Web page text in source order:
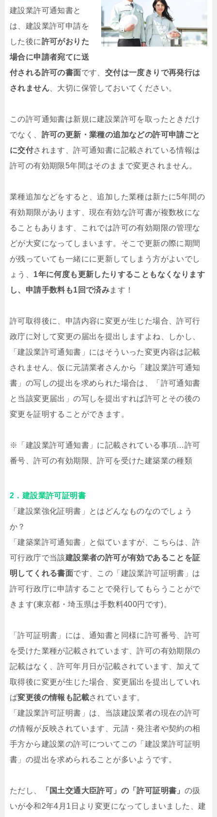
建設業許可通知書と
は、建設業許可申請を
した後に許可がおりた
場合に申請者宛てに送
付される許可の書面です、 交付は一度きりで再発行は
されません 、大切に保管しておいてください。
この許可通知書は新規に建設業許可を取ったときだけ
でなく、 許可の更新・業種の追加などの許可申請ごと
に交付されます、許可通知書に記載されている情報は
許可の有効期限5年間はそのままで変更されません。
業種追加などをすると、追加した業種は新たに5年間の
有効期限があります、現在有効な許可書が複数枚にな
ることもあります、これでは許可の有効期限の管理な
どが大変になってしまいます。そこで更新の際に期間
が残っていても一緒にに更新してしまう方がよいでし
ょう、 1年に何度も更新したりすることもなくなります
し、申請手数料も1回で済みます！
許可取得後に、申請内容に変更が生じた場合、許可行
政庁に対して変更の届出を提出しますよね、しかし、
「建設業許可通知書」にはそういった変更内容は記載
されません、仮に元請業者さんから「建設業許可通知
書」の写しの提出を求められた場合は、「許可通知書
と当該変更届出」の写しを提出すれば許可とその後の
変更を証明することができます。
※「建設業許可通知書」に記載されている事項…許可
番号、許可の有効期限、許可を受けた建築業の種類
2．建設業許可証明書
「建設業強化証明書」とはどんなものなのでしょう
か？
「建築業許可通知書」と似ていますが、こちらは、許
可行政庁で当該建設業者の許可が有効であることを証
明してくれる書面です、この「建設業許可証明書」は
許可行政庁に申請することで発行してもらうことがで
きます(東京都・埼玉県は手数料400円です)。
「許可証明書」には、通知書と同様に許可番号、許可
を受けた業種が記載されています、許可の有効期限の
記載はなく、許可年月日が記載されています、加えて
取得後に変更が生じた場合、変更届出を提出していれ
ば変更後の情報も記載されています。
「建設業許可証明書」は、当該建設業者の現在の許可
の情報が反映されています、元請・発注者や契約の相
手方から建設業の許可についてこの「建設業許可証明
書」の提出を求められることが多いようです。
ただし、 「国土交通大臣許可」の「許可証明書」 の扱
いが令和2年4月1日より変更になってしまいました、建